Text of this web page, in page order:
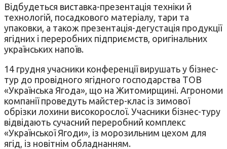
Відбудеться виставка-презентація техніки й
технологій, посадкового матеріалу, тари та
упаковки, а також презентація-дегустація продукції
ягідних і переробних підприємств, оригінальних
українських напоїв.
14 грудня учасники конференції вирушать у бізнес-
тур до провідного ягідного господарства ТОВ
«Українська Ягода», що на Житомирщині. Агрономи
компанії проведуть майстер-клас із зимової
обрізки лохини високорослої. Учасники бізнес-туру
відвідають сучасний переробний комплекс
«Української Ягоди», із морозильним цехом для
ягід, із новітнім обладнанням.